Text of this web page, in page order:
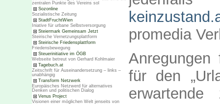
zentralen Punkte des Vereins sol
Sozonline
Sozialistische Zeitung
StadtFruchtWien
Iniative für urbane Selbstversorgung
Steiermark Gemeinsam Jetzt
Steirische Vernetzungsplattform
Steirische Friedensplattform
Friedensbewegung
Steuerinitiative im ÖGB
Webseite betreut von Gerhard Kohlmaier
Tagebuch.at
Zeitschrift für Auseinandersetzung – links –
unabhängig
Transform Netzwerk
Europäisches Netzwerd für alternatives
Denken und politischen Dialog
Venus Project
Visionen einer möglichen Welt jenseits von
promedia
für den
erwartende